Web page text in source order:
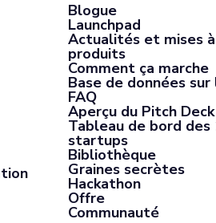
Blogue
Launchpad
Actualités et mises
produits
Comment ça marche
Base de données
FAQ
Aperçu du Pitch
Tableau de bord
startups
Bibliothèque
Graines secrètes
Hackathon
Offre
Communauté